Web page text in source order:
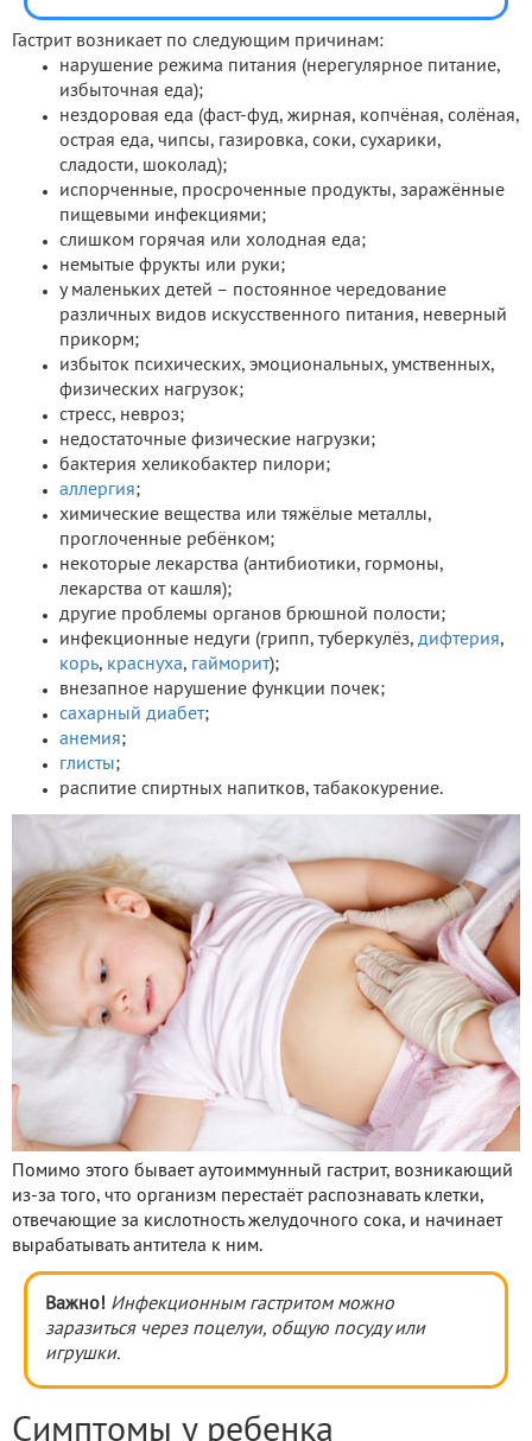
Гастрит возникает по следующим причинам:
нарушение режима питания (нерегулярное питание,
избыточная еда);
нездоровая еда (фаст-фуд, жирная, копчёная, солёная,
острая еда, чипсы, газировка, соки, сухарики,
сладости, шоколад);
испорченные, просроченные продукты, заражённые
пищевыми инфекциями;
слишком горячая или холодная еда;
немытые фрукты или руки;
у маленьких детей – постоянное чередование
различных видов искусственного питания, неверный
прикорм;
избыток психических, эмоциональных, умственных,
физических нагрузок;
стресс, невроз;
недостаточные физические нагрузки;
бактерия хеликобактер пилори;
аллергия;
химические вещества или тяжёлые металлы,
проглоченные ребёнком;
некоторые лекарства (антибиотики, гормоны,
лекарства от кашля);
другие проблемы органов брюшной полости;
инфекционные недуги (грипп, туберкулёз, дифтерия,
корь, краснуха, гайморит);
внезапное нарушение функции почек;
сахарный диабет;
анемия;
глисты;
распитие спиртных напитков, табакокурение.
Помимо этого бывает аутоиммунный гастрит, возникающий
из-за того, что организм перестаёт распознавать клетки,
отвечающие за кислотность желудочного сока, и начинает
вырабатывать антитела к ним.
Важно! Инфекционным гастритом можно
заразиться через поцелуи, общую посуду или
игрушки.
Симптомы у ребенка